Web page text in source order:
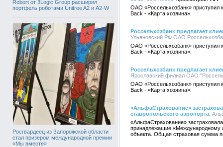
Robort от 3Logic Group расширил
портфель роботами Unitree A2 и A2-W
Росгвардеец из Запорожской области
стал призером международной премии
«Мы вместе»
ОАО «Россельхозбанк» приступил
Back - «Карта хозяина».
Россельхозбанк предлагает
Ульяновский РФ ОАО
ОАО «Россельхозбанк» приступил
Back - «Карта хозяина».
Россельхозбанк предлагает
Ярославский филиал ОАО
ОАО «Россельхозбанк» приступил
Back - «Карта хозяина».
«АльфаСтрахование»
ставропольского аэропорта ,
«АльфаСтрахование»
принадлежащие «Международному
объекта. Общая страховая сумма